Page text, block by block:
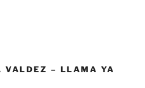
VALDEZ – LLAMA YA